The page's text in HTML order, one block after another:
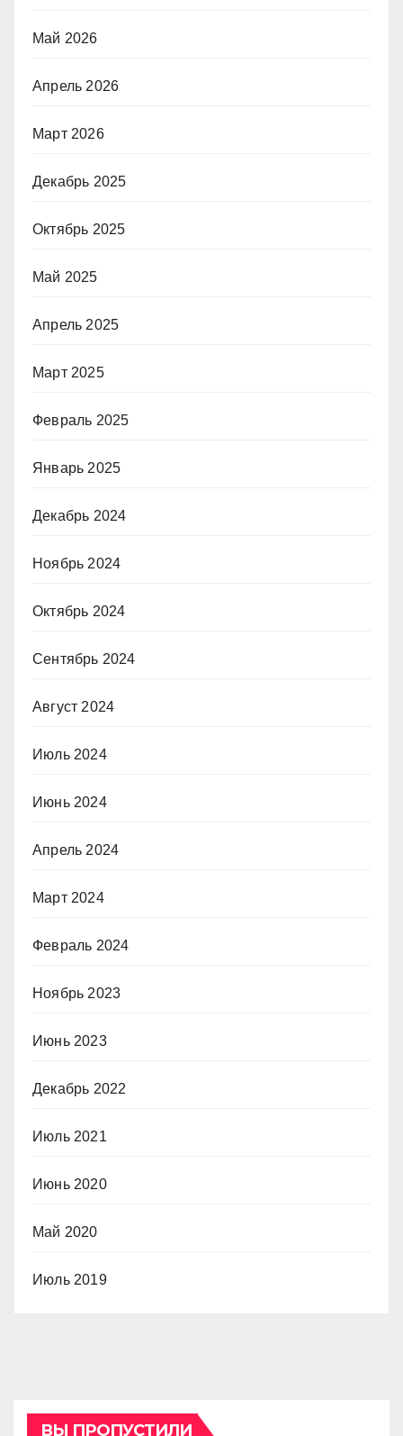
Май 2026
Апрель 2026
Март 2026
Декабрь 2025
Октябрь 2025
Май 2025
Апрель 2025
Март 2025
Февраль 2025
Январь 2025
Декабрь 2024
Ноябрь 2024
Октябрь 2024
Сентябрь 2024
Август 2024
Июль 2024
Июнь 2024
Апрель 2024
Март 2024
Февраль 2024
Ноябрь 2023
Июнь 2023
Декабрь 2022
Июль 2021
Июнь 2020
Май 2020
Июль 2019
ВЫ ПРОПУСТИЛИ